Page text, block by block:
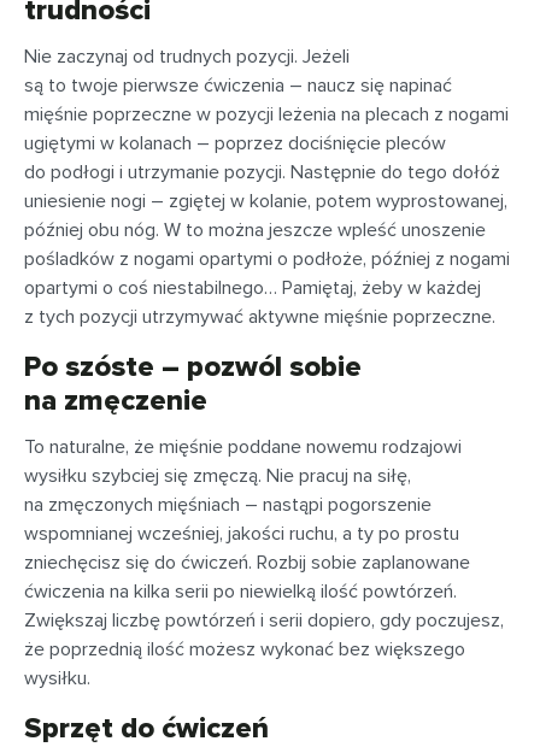
trudności
Nie zaczynaj od trudnych pozycji. Jeżeli
są to twoje pierwsze ćwiczenia – naucz się napinać
mięśnie poprzeczne w pozycji leżenia na plecach z nogami
ugiętymi w kolanach – poprzez dociśnięcie pleców
do podłogi i utrzymanie pozycji. Następnie do tego dołóż
uniesienie nogi – zgiętej w kolanie, potem wyprostowanej,
później obu nóg. W to można jeszcze wpleść unoszenie
pośladków z nogami opartymi o podłoże, później z nogami
opartymi o coś niestabilnego… Pamiętaj, żeby w każdej
z tych pozycji utrzymywać aktywne mięśnie poprzeczne.
Po szóste – pozwól sobie
na zmęczenie
To naturalne, że mięśnie poddane nowemu rodzajowi
wysiłku szybciej się zmęczą. Nie pracuj na siłę,
na zmęczonych mięśniach – nastąpi pogorszenie
wspomnianej wcześniej, jakości ruchu, a ty po prostu
zniechęcisz się do ćwiczeń. Rozbij sobie zaplanowane
ćwiczenia na kilka serii po niewielką ilość powtórzeń.
Zwiększaj liczbę powtórzeń i serii dopiero, gdy poczujesz,
że poprzednią ilość możesz wykonać bez większego
wysiłku.
Sprzęt do ćwiczeń